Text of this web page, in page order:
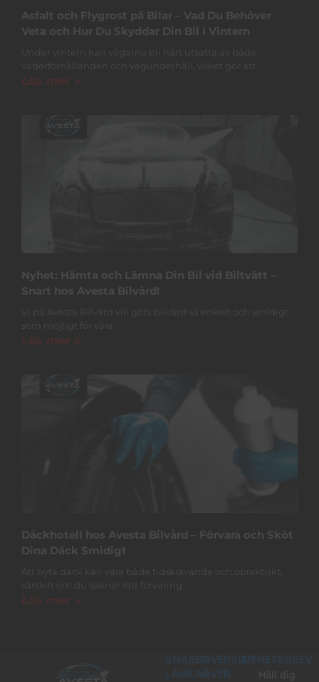
Asfalt och Flygrost på Bilar – Vad Du Behöver
Veta och Hur Du Skyddar Din Bil i Vintern
Under vintern kan vägarna bli hårt utsatta av både
väderförhållanden och vägunderhåll, vilket gör att
Läs mer »
Nyhet: Hämta och Lämna Din Bil vid Biltvätt –
Snart hos Avesta Bilvård!
Vi på Avesta Bilvård vill göra bilvård så enkelt och smidigt
som möjligt för våra
Läs mer »
Däckhotell hos Avesta Bilvård – Förvara och Sköt
Dina Däck Smidigt
Att byta däck kan vara både tidskrävande och opraktiskt,
särskilt om du saknar rätt förvaring
Läs mer »